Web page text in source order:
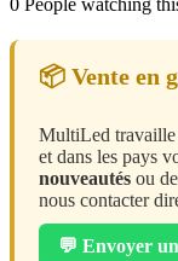
📦 Vente en
MultiLed travaille
et dans les pays
nouveautés ou
nous contacter
💬 Envoyer